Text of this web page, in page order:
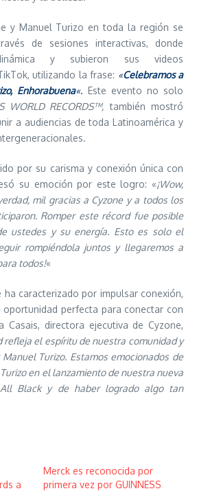
y Manuel Turizo en toda la región se
de sesiones interactivas, donde
y subieron sus videos
utilizando la frase: «Celebramos a
Enhorabuena«. Este evento no solo
WORLD RECORDS™️, también mostró
a audiencias de toda Latinoamérica y
por su carisma y conexión única con
su emoción por este logro: «¡Wow,
mil gracias a Cyzone y a todos los
Romper este récord fue posible
ustedes y su energía. Esto es solo el
rompiéndola juntos y llegaremos a
todos!«
ha caracterizado por impulsar conexión,
perfecta para conectar con
Casais, directora ejecutiva de Cyzone,
refleja el espíritu de nuestra comunidad y
Turizo. Estamos emocionados de
en el lanzamiento de nuestra nueva
All Black y de haber logrado algo tan
a
Merck es reconocida por
primera vez por GUINNESS